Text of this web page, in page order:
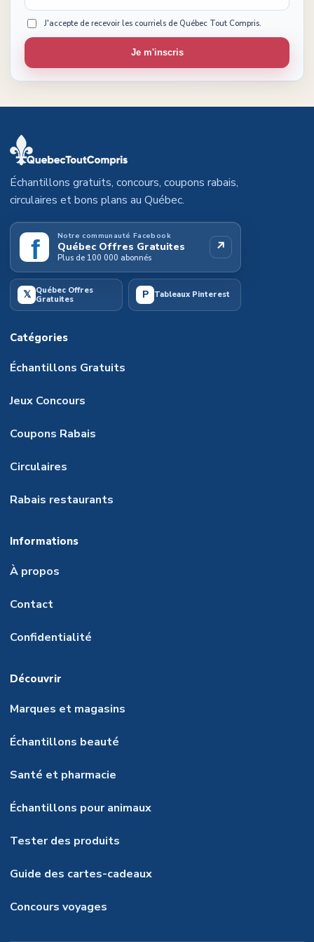
J'accepte de recevoir les courriels de Québec Tout Compris.
Je m'inscris
Échantillons gratuits, concours, coupons rabais,
circulaires et bons plans au Québec.
f Notre communauté Facebook
Québec Offres Gratuites
Plus de 100 000 abonnés
↗
𝕏 Québec Offres
Gratuites
P Tableaux Pinterest
Catégories
Échantillons Gratuits
Jeux Concours
Coupons Rabais
Circulaires
Rabais restaurants
Informations
À propos
Contact
Confidentialité
Découvrir
Marques et magasins
Échantillons beauté
Santé et pharmacie
Échantillons pour animaux
Tester des produits
Guide des cartes-cadeaux
Concours voyages